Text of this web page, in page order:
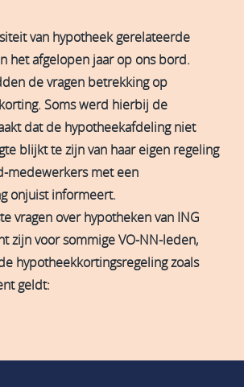
van hypotheek gerelateerde
het afgelopen jaar op ons bord.
de vragen betrekking op
Soms werd hierbij de
dat de hypotheekafdeling niet
blijkt te zijn van haar eigen regeling
medewerkers met een
onjuist informeert.
vragen over hypotheken van ING
zijn voor sommige VO-NN-leden,
hypotheekkortingsregeling zoals
geldt: